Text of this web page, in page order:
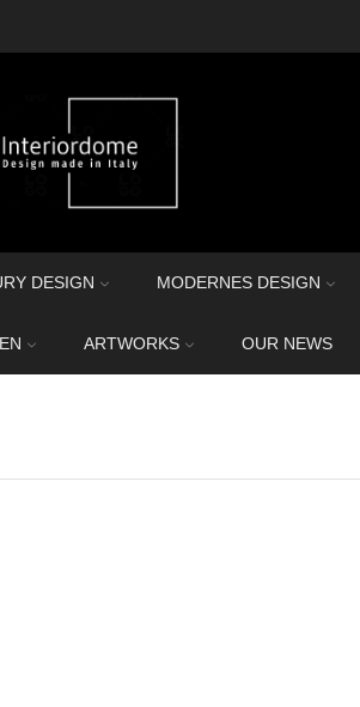
DESIGN MODERNES DESIGN
ARTWORKS OUR NEWS